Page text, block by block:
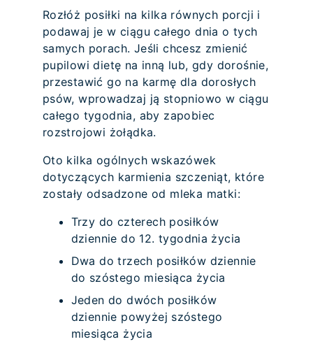
Rozłóż posiłki na kilka równych porcji i
podawaj je w ciągu całego dnia o tych
samych porach. Jeśli chcesz zmienić
pupilowi dietę na inną lub, gdy dorośnie,
przestawić go na karmę dla dorosłych
psów, wprowadzaj ją stopniowo w ciągu
całego tygodnia, aby zapobiec
rozstrojowi żołądka.
Oto kilka ogólnych wskazówek
dotyczących karmienia szczeniąt, które
zostały odsadzone od mleka matki:
Trzy do czterech posiłków
dziennie do 12. tygodnia życia
Dwa do trzech posiłków dziennie
do szóstego miesiąca życia
Jeden do dwóch posiłków
dziennie powyżej szóstego
miesiąca życia